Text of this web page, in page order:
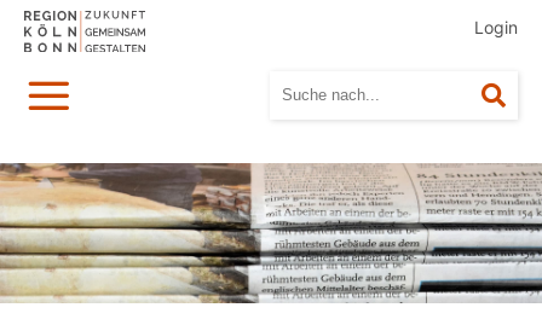
Login
Menü